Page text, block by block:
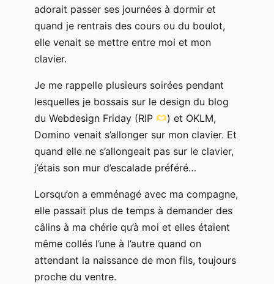
adorait passer ses journées à dormir et
quand je rentrais des cours ou du boulot,
elle venait se mettre entre moi et mon
clavier.
Je me rappelle plusieurs soirées pendant
lesquelles je bossais sur le design du blog
du Webdesign Friday (RIP
) et OKLM,
Domino venait s’allonger sur mon clavier. Et
quand elle ne s’allongeait pas sur le clavier,
j’étais son mur d’escalade préféré…
Lorsqu’on a emménagé avec ma compagne,
elle passait plus de temps à demander des
câlins à ma chérie qu’à moi et elles étaient
même collés l’une à l’autre quand on
attendant la naissance de mon fils, toujours
proche du ventre.